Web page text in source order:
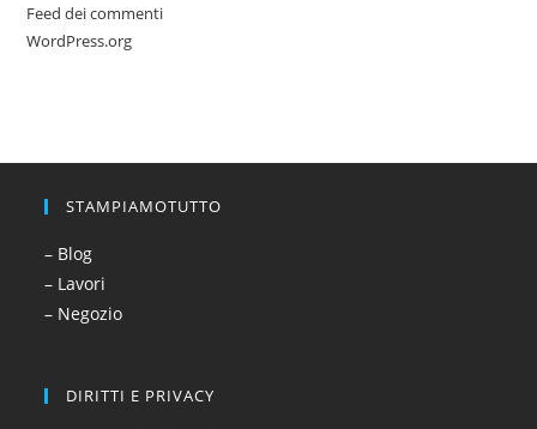
Feed dei commenti
WordPress.org
STAMPIAMOTUTTO
– Blog
– Lavori
– Negozio
DIRITTI E PRIVACY